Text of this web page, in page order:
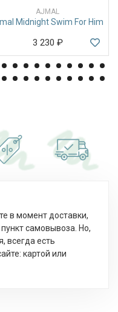
AJMAL
Midnight Swim For Him
3 230 ₽
в момент доставки,
самовывоза. Но,
всегда есть
картой или